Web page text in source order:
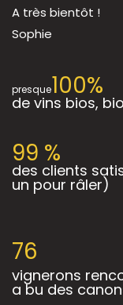
A très bientôt !
Sophie
presque100%
de vins bios,
99 %
des clients
un pour râler)
76
vignerons
a bu des